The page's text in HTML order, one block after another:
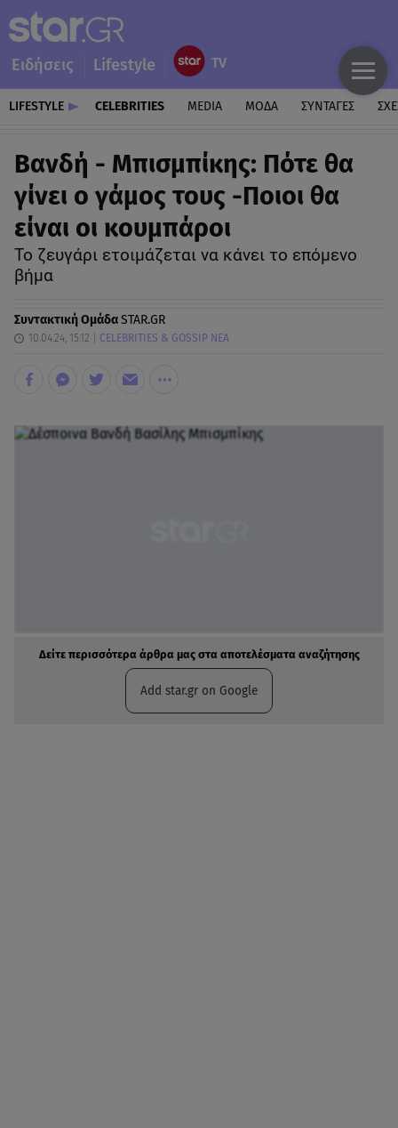
Ειδήσεις Lifestyle
LIFESTYLE CELEBRITIES MEDIA ΜΟΔΑ ΣΥΝΤΑΓΕΣ
Βανδή - Μπισμπίκης: Πότε θα
γίνει ο γάμος τους -Ποιοι θα
είναι οι κουμπάροι
To ζευγάρι ετοιμάζεται να κάνει το επόμενο
βήμα
Συντακτική ΟμάδαSTAR.GR
10.04.24, 15:12 CELEBRITIES & GOSSIP ΝΕΑ
Δείτε περισσότερα άρθρα μας στα αποτελέσματα αναζήτησης
Add star.gr on Google